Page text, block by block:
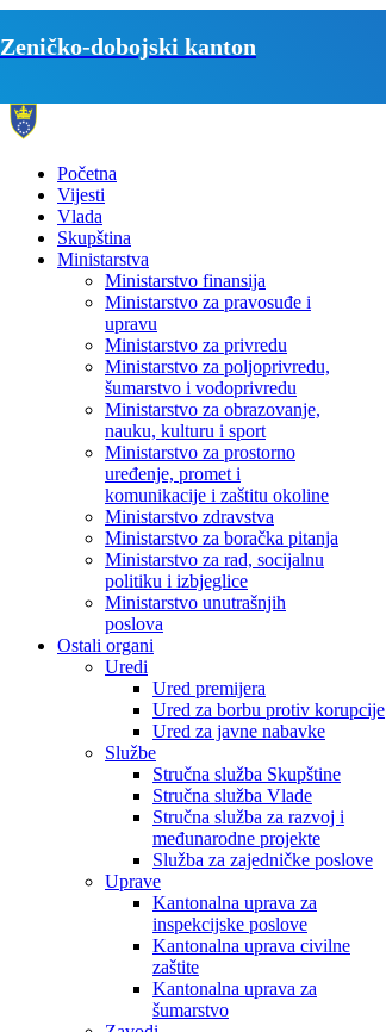
Zeničko-dobojski kanton
Početna
Vijesti
Vlada
Skupština
Ministarstva
Ministarstvo finansija
Ministarstvo za pravosuđe i
upravu
Ministarstvo za privredu
Ministarstvo za poljoprivredu,
šumarstvo i vodoprivredu
Ministarstvo za obrazovanje,
nauku, kulturu i sport
Ministarstvo za prostorno
uređenje, promet i
komunikacije i zaštitu okoline
Ministarstvo zdravstva
Ministarstvo za boračka pitanja
Ministarstvo za rad, socijalnu
politiku i izbjeglice
Ministarstvo unutrašnjih
poslova
Ostali organi
Uredi
Ured premijera
Ured za borbu protiv korupcije
Ured za javne nabavke
Službe
Stručna služba Skupštine
Stručna služba Vlade
Stručna služba za razvoj i
međunarodne projekte
Služba za zajedničke poslove
Uprave
Kantonalna uprava za
inspekcijske poslove
Kantonalna uprava civilne
zaštite
Kantonalna uprava za
šumarstvo